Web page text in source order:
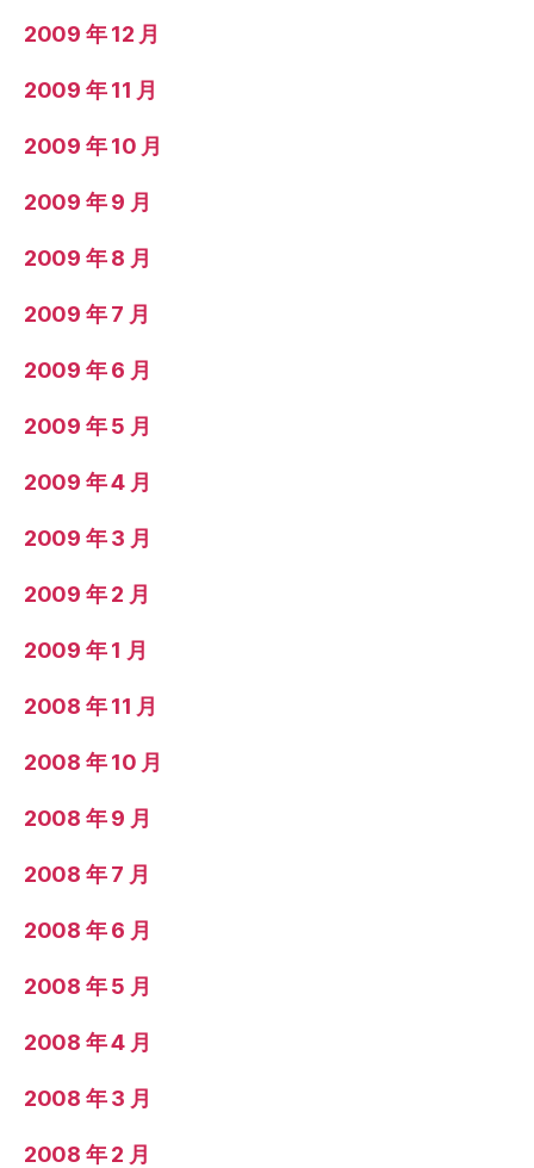
2009 年 12 月
2009 年 11 月
2009 年 10 月
2009 年 9 月
2009 年 8 月
2009 年 7 月
2009 年 6 月
2009 年 5 月
2009 年 4 月
2009 年 3 月
2009 年 2 月
2009 年 1 月
2008 年 11 月
2008 年 10 月
2008 年 9 月
2008 年 7 月
2008 年 6 月
2008 年 5 月
2008 年 4 月
2008 年 3 月
2008 年 2 月